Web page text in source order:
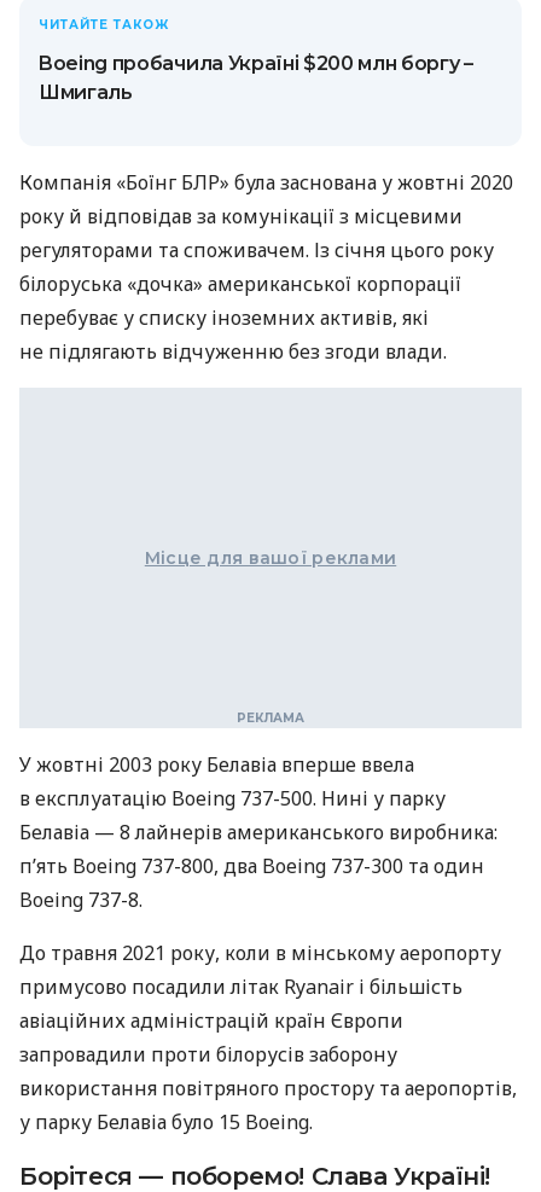
ЧИТАЙТЕ ТАКОЖ
Boeing пробачила Україні $200 млн боргу –
Шмигаль
Компанія «Боїнг БЛР» була заснована у жовтні 2020
року й відповідав за комунікації з місцевими
регуляторами та споживачем. Із січня цього року
білоруська «дочка» американської корпорації
перебуває у списку іноземних активів, які
не підлягають відчуженню без згоди влади.
Місце для вашої реклами
У жовтні 2003 року Белавіа вперше ввела
в експлуатацію Boeing 737-500. Нині у парку
Белавіа — 8 лайнерів американського виробника:
п’ять Boeing 737-800, два Boeing 737-300 та один
Boeing 737-8.
До травня 2021 року, коли в мінському аеропорту
примусово посадили літак Ryanair і більшість
авіаційних адміністрацій країн Європи
запровадили проти білорусів заборону
використання повітряного простору та аеропортів,
у парку Белавіа було 15 Boeing.
Борітеся — поборемо! Слава Україні!